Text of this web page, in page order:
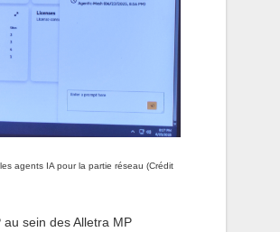
agents IA pour la partie réseau (Crédit
sein des Alletra MP